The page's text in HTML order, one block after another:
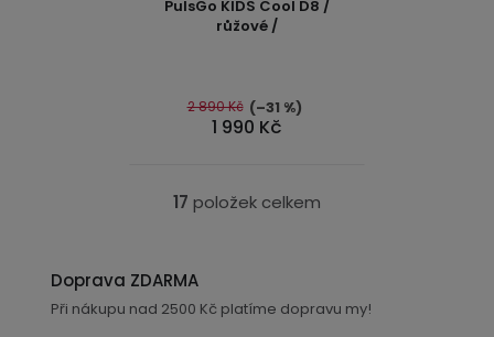
PulsGo KIDS Cool D8 /
růžové /
1 990 Kč
2 890 Kč (–31 %)
O
d
17 položek celkem
Doprava ZDARMA
Při nákupu nad 2500 Kč platíme dopravu my!